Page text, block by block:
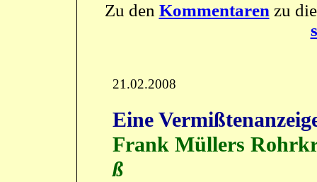
Zu den Kommentaren zu
21.02.2008
Eine
Frank Müllers
ß